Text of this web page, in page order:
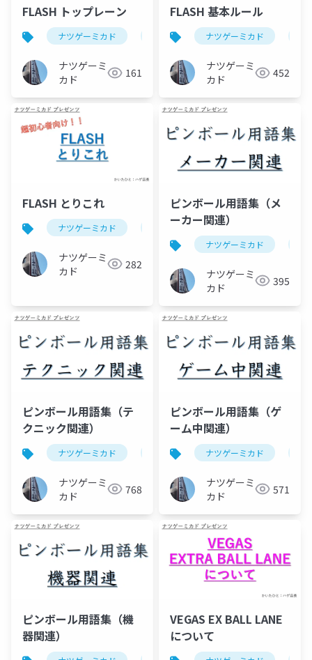
FLASH トップレーン
ナツゲーミカド ピンボール flash(ピンボール)
ナツゲーミ
カド
161
FLASH 基本ルール
ナツゲーミカド
ナツゲーミ
カド
452
FLASH とりこれ
ナツゲーミカド ピンボール
ナツゲーミ
カド
282
ピンボール用語集（メ
ーカー関連）
ナツゲーミカド
ナツゲーミ
カド
395
ピンボール用語集（テ
クニック関連）
ナツゲーミカド ピンボール
ナツゲーミ
カド
768
ピンボール用語集（ゲ
ーム中関連）
ナツゲーミカド
ナツゲーミ
カド
571
ピンボール用語集（機
器関連）
VEGAS EX BALL LANE
について